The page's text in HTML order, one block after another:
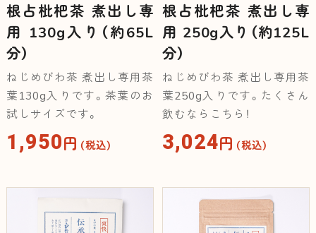
根占枇杷茶 煮出し専
用 130g入り（約65L
分）
ねじめびわ茶 煮出し専用茶
葉130g入りです。茶葉のお
試しサイズです。
1,950円 （税込）
根占枇杷茶 煮出し専
用 250g入り（約125L
分）
ねじめびわ茶 煮出し専用茶
葉250g入りです。たくさん
飲むならこちら！
3,024円 （税込）